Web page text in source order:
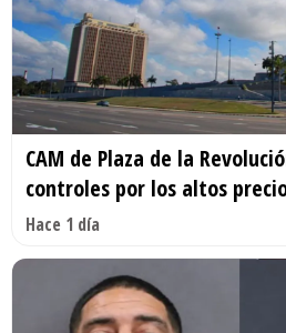
CAM de Plaza de la
controles por los altos
Hace 1 día